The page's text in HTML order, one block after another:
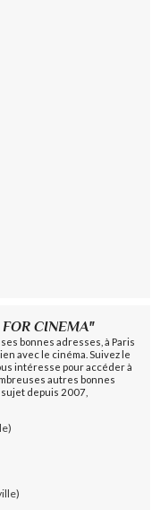
CINEMA"
bonnes adresses, à Paris
avec le cinéma. Suivez le
intéresse pour accéder à
autres bonnes
depuis 2007,